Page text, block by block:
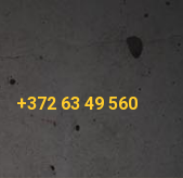
+372 63 49 560